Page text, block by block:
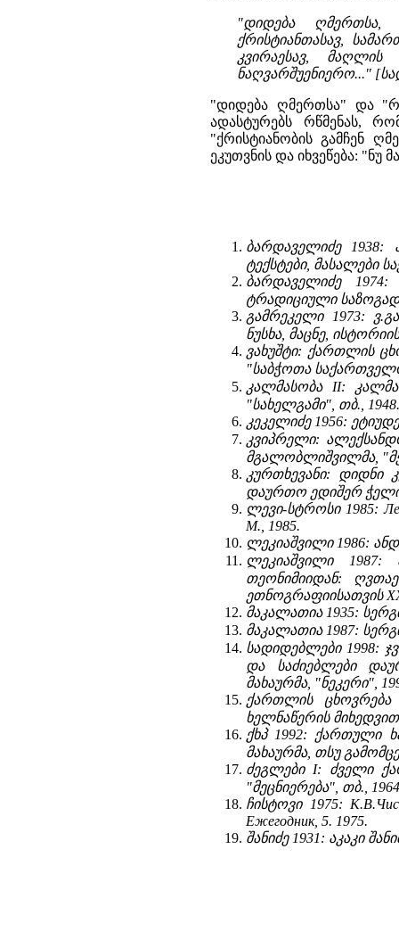
"დიდება
ქრისტიანთასავ,
კვირაესავ,
ნაღვარშუენიერო..."
"დიდება ღმერთსა" და
ადასტურებს რწმენას,
"ქრისტიანობის გამჩენ
ეკუთვნის და იხვეწება: "ნუ
ბარდაველიძე
ტექსტები, მასალები
ბარდაველიძე
ტრადიციული
გამრეკელი 1973:
ნუსხა, მაცნე,
ვახუშტი: ქართლის
"საბჭოთა
კალმასობა II:
"სახელგამი", თბ., 1948.
კეკელიძე 1956:
კვიპრელი:
მგალობლიშვილმა,
კურთხევანი: დიდნი
დაურთო ედიშერ
ლევი-სტროსი 1985:
М., 1985.
ლეკიაშვილი 1986:
ლეკიაშვილი
თეონიმიიდან:
ეთნოგრაფიისათვის
მაკალათია 1935:
მაკალათია 1987:
სადიდებლები 1998:
და საძიებლები
მახაურმა, "ნეკერი",
ქართლის
ხელნაწერის
ქხპ 1992: ქართული
მახაურმა, თსუ
ძეგლები I: ძველი
"მეცნიერება", თბ., 1964
ჩისტოვი 1975:
Ежегодник, 5. 1975.
შანიძე 1931: აკაკი